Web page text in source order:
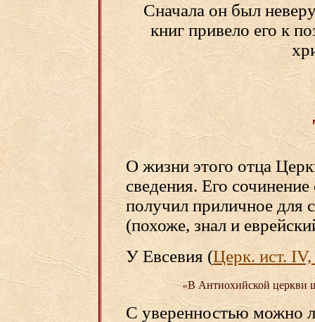
Сначала он был
книг привело его к
О жизни этого отца
сведения. Его
получил приличное для
(похоже, знал и
У Евсевия (Церк. ист.
«В Антиохийской церкви
С уверенностью можно